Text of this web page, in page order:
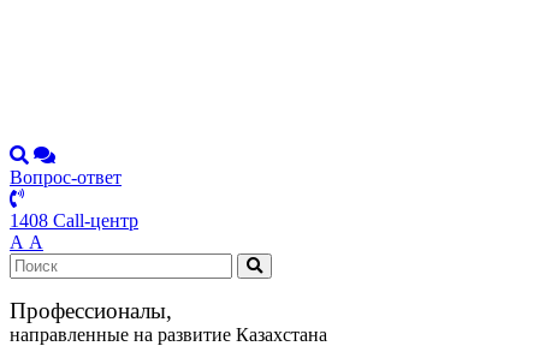
Вопрос-ответ
1408 Call-центр
А А
Профессионалы,
направленные на развитие Казахстана